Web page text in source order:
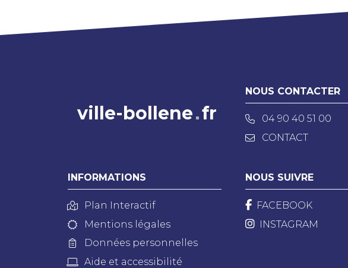
ville-bollene fr
NOUS CONTACTER
04 90 40 51 00
CONTACT
INFORMATIONS
Plan Interactif
Mentions légales
Données personnelles
Aide et accessibilité
NOUS SUIVRE
FACEBOOK
INSTAGRAM